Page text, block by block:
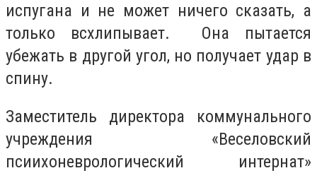
испугана и не может ничего сказать, а
только всхлипывает. Она пытается
убежать в другой угол, но получает удар в
спину.
Заместитель директора коммунального
учреждения «Веселовский
псиихоневрологический интернат»